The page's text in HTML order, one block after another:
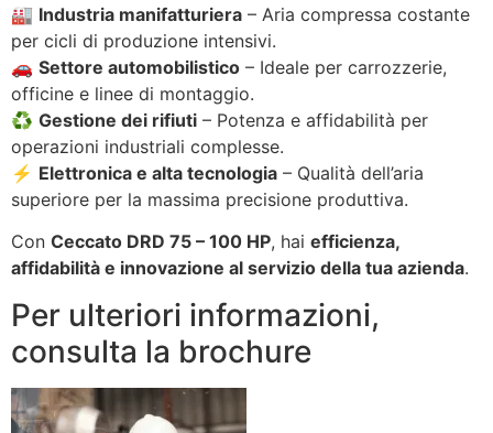
🏭 Industria manifatturiera – Aria compressa costante
per cicli di produzione intensivi.
🚗 Settore automobilistico – Ideale per carrozzerie,
officine e linee di montaggio.
♻ Gestione dei rifiuti – Potenza e affidabilità per
operazioni industriali complesse.
⚡ Elettronica e alta tecnologia – Qualità dell’aria
superiore per la massima precisione produttiva.
Con Ceccato DRD 75 – 100 HP, hai efficienza,
affidabilità e innovazione al servizio della tua azienda.
Per ulteriori informazioni,
consulta la brochure